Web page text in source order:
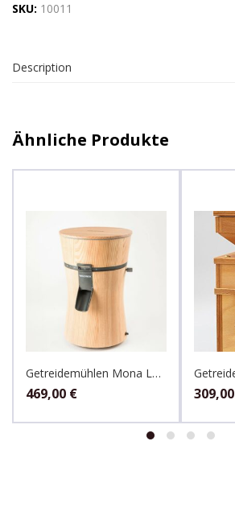
SKU: 10011
Description
Ähnliche Produkte
Getreidemühlen Mona Lärche, Waldner
469,00 € 309,00